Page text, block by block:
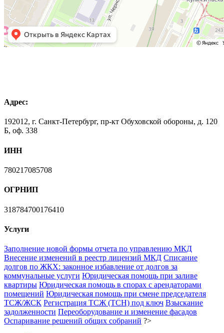
Адрес:
192012, г. Санкт-Петербург, пр-кт Обуховской обороны, д. 120
Б, оф. 338
ИНН
780217085708
ОГРНИП
318784700176410
Услуги
Заполнение новой формы отчета по управлению МКД
Внесение изменений в реестр лицензий МКД Списание
долгов по ЖКХ: законное избавление от долгов за
коммунальные услуги Юридическая помощь при заливе
квартиры Юридическая помощь в спорах с арендаторами
помещений Юридическая помощь при смене председателя
ТСЖ/ЖСК Регистрация ТСЖ (ТСН) под ключ Взыскание
задолженности Переоборудование и изменение фасадов
Оспаривание решений общих собраний ?>